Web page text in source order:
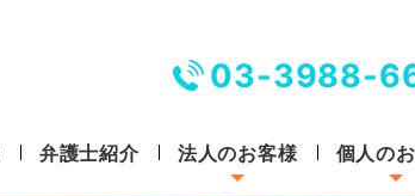
弁護士紹介 法人のお客様 個人の
03-3988-